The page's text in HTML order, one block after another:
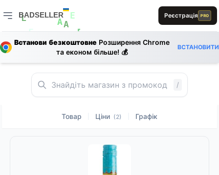
0
A
E
E
1
E
A
R
E
1
L
B
BADSELLER
BADSELLER — порівняння цін і знижки
Реєстрація PRO
Встанови безкоштовне Розширення Chrome
та економ більше! 💰
ВСТАНОВИТИ
/
Товар Ціни (2) Графік